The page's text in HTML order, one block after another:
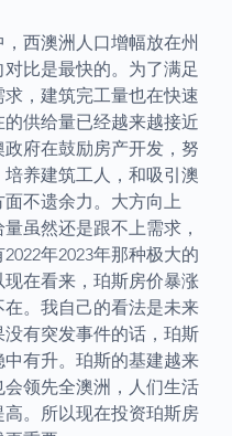
西澳洲人口增幅放在州
比是最快的。为了满足
求，建筑完工量也在快速
供给量已经越来越接近
政府在鼓励房产开发，努
培养建筑工人，和吸引澳
不遗余力。大方向上
虽然还是跟不上需求，
年2023年那种极大的
在看来，珀斯房价暴涨
在。我自己的看法是未来
没有突发事件的话，珀斯
中有升。珀斯的基建越来
会领先全澳洲，人们生活
。所以现在投资珀斯房